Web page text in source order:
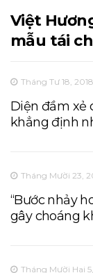
Việt
mẫu tái
Tháng Tư 18, 2018
Diện đầm xẻ
khẳng định
Tháng Mười 23,
“Bước nhảy
gây choáng
Tháng Mười Hai